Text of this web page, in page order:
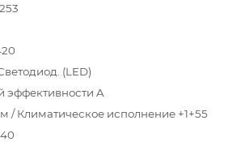
(LED)
эффективности A
/ Климатическое исполнение +1+55